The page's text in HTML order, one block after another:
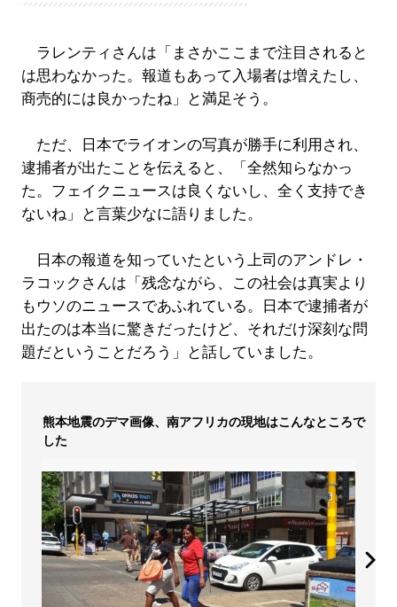
ラレンティさんは「まさかここまで注目されると
は思わなかった。報道もあって入場者は増えたし、
商売的には良かったね」と満足そう。
ただ、日本でライオンの写真が勝手に利用され、
逮捕者が出たことを伝えると、「全然知らなかっ
た。フェイクニュースは良くないし、全く支持でき
ないね」と言葉少なに語りました。
日本の報道を知っていたという上司のアンドレ・
ラコックさんは「残念ながら、この社会は真実より
もウソのニュースであふれている。日本で逮捕者が
出たのは本当に驚きだったけど、それだけ深刻な問
題だということだろう」と話していました。
熊本地震のデマ画像、南アフリカの現地はこんなところで
した